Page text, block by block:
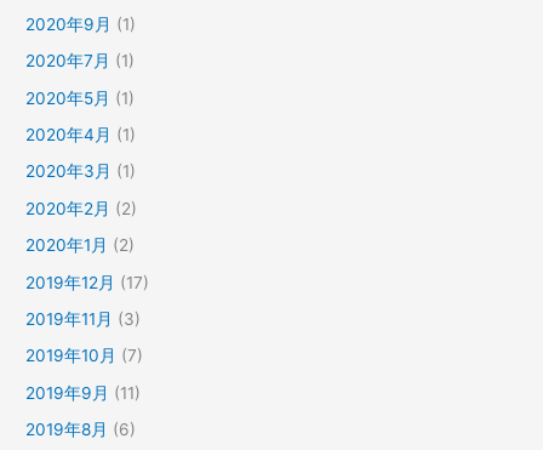
2020年9月 (1)
2020年7月 (1)
2020年5月 (1)
2020年4月 (1)
2020年3月 (1)
2020年2月 (2)
2020年1月 (2)
2019年12月 (17)
2019年11月 (3)
2019年10月 (7)
2019年9月 (11)
2019年8月 (6)